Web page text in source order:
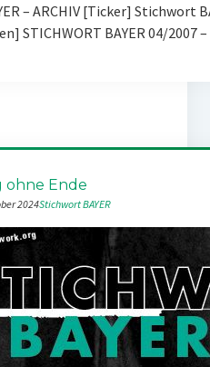
– ARCHIV [Ticker] Stichwort
STICHWORT BAYER 04/2007
ohne Ende
2024Stichwort BAYER